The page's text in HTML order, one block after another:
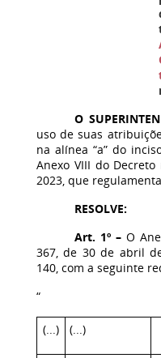
O
uso de suas
na alínea “a” do
Anexo VIII do
2023, que
RESOLVE:
Art. 1º – O
367, de 30 de abril
140, com a seguinte
“
(...) (...)